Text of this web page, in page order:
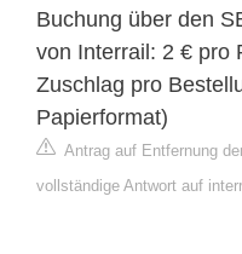
Buchung über den
von Interrail: 2 € pro
Zuschlag pro
Papierformat)
Antrag auf Entfernung
vollständige Antwort auf